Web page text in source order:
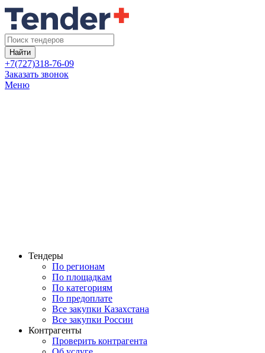
Найти
+7(727)318-76-09
Заказать звонок
Меню
Тендеры
По регионам
По площадкам
По категориям
По предоплате
Все закупки Казахстана
Все закупки России
Контрагенты
Проверить контрагента